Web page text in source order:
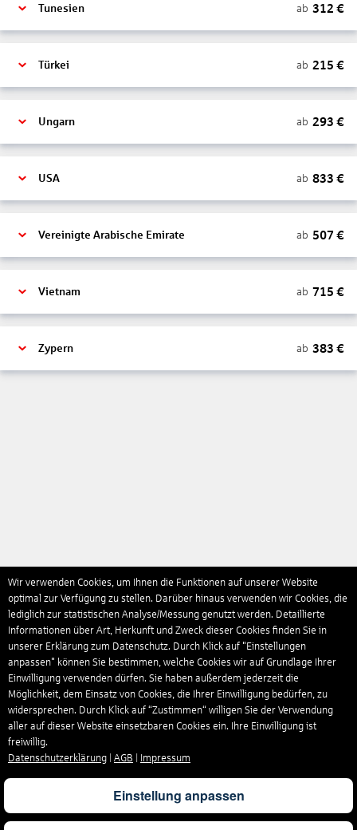
Tunesien ab 312 €
Türkei ab 215 €
Ungarn ab 293 €
USA ab 833 €
Vereinigte Arabische Emirate ab 507 €
Vietnam ab 715 €
Zypern ab 383 €
Wir verwenden Cookies, um Ihnen die Funktionen auf unserer Website
optimal zur Verfügung zu stellen. Darüber hinaus verwenden wir Cookies, die
lediglich zur statistischen Analyse/Messung genutzt werden. Detaillierte
Informationen über Art, Herkunft und Zweck dieser Cookies finden Sie in
unserer Erklärung zum Datenschutz. Durch Klick auf "Einstellungen
anpassen" können Sie bestimmen, welche Cookies wir auf Grundlage Ihrer
Einwilligung verwenden dürfen. Sie haben außerdem jederzeit die
Möglichkeit, dem Einsatz von Cookies, die Ihrer Einwilligung bedürfen, zu
widersprechen. Durch Klick auf “Zustimmen“ willigen Sie der Verwendung
aller auf dieser Website einsetzbaren Cookies ein. Ihre Einwilligung ist
freiwillig.
Datenschutzerklärung
AGB Impressum
Einstellung anpassen